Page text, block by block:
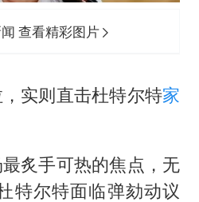
查看精彩图片
实则直击杜特尔特家
炙手可热的焦点，无
特尔特面临弹劾动议